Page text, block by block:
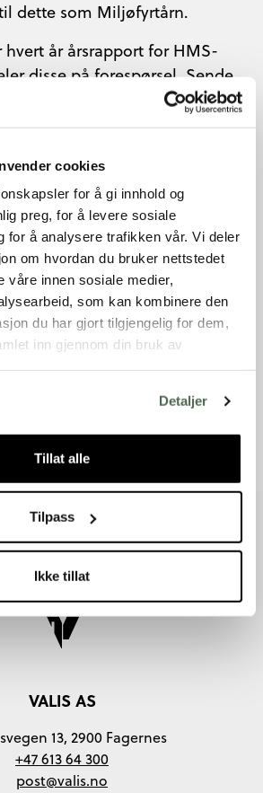
cookies
for å gi innhold og
preg, for å levere sosiale
for å analysere trafikken vår. Vi deler
om hvordan du bruker nettstedet
våre innen sosiale medier,
som kan kombinere den
du har gjort tilgjengelig for dem,
inn gjennom din bruk av
Detaljer
Tillat alle
Tilpass
Ikke tillat
dette som Miljøfyrtårn.
hvert år årsrapport for HMS-
disse på forespørsel. Sende
dersom du ønsker
dette tilsendt.
VALIS AS
13, 2900 Fagernes
+47 613 64 300
post@valis.no